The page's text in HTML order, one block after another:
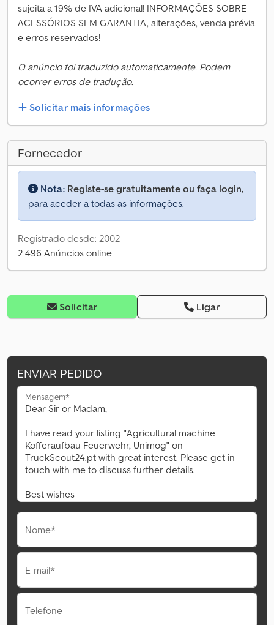
sujeita a 19% de IVA adicional! INFORMAÇÕES SOBRE
ACESSÓRIOS SEM GARANTIA, alterações, venda prévia
e erros reservados!
O anúncio foi traduzido automaticamente. Podem
ocorrer erros de tradução.
Solicitar mais informações
Fornecedor
Nota: Registe-se gratuitamente ou faça login,
para aceder a todas as informações.
Registrado desde: 2002
2 496 Anúncios online
Solicitar Ligar
ENVIAR PEDIDO
Mensagem*
Nome*
E-mail*
Telefone